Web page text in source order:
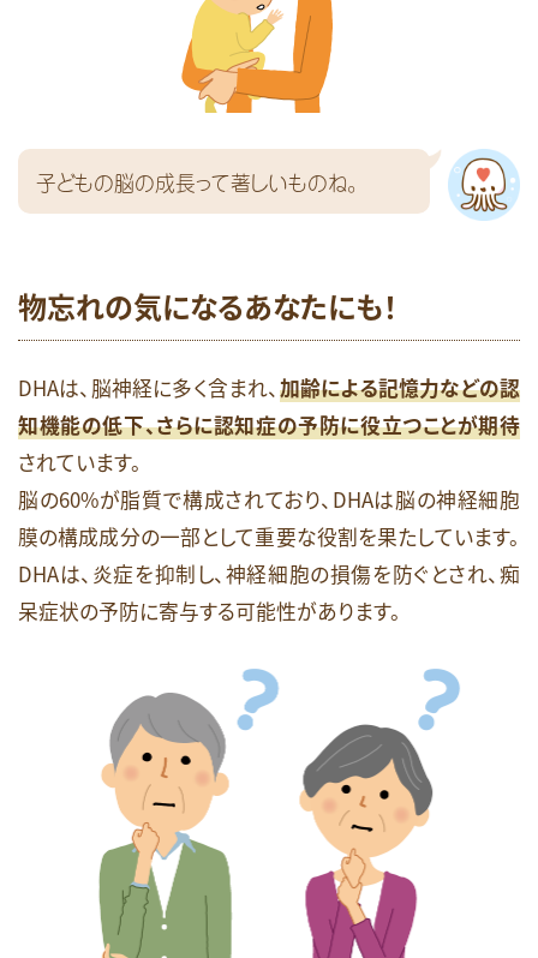
子どもの脳の成長って著しいものね。
物忘れの気になるあなたにも！
DHAは、脳神経に多く含まれ、加齢による記憶力などの認
知機能の低下、さらに認知症の予防に役立つことが期待
されています。
脳の60%が脂質で構成されており、DHAは脳の神経細胞
膜の構成成分の一部として重要な役割を果たしています。
DHAは、炎症を抑制し、神経細胞の損傷を防ぐとされ、痴
呆症状の予防に寄与する可能性があります。